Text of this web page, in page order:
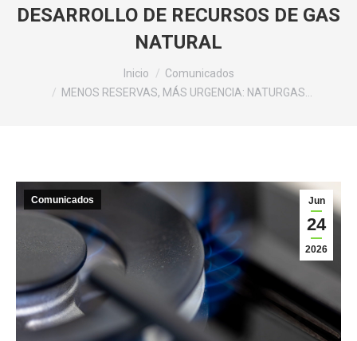
DESARROLLO DE RECURSOS DE GAS
NATURAL
Inicio
Comunicados
MENOS RESERVAS, MÁS URGENCIA: NATURGAS…
Jun
24
2026
Comunicados